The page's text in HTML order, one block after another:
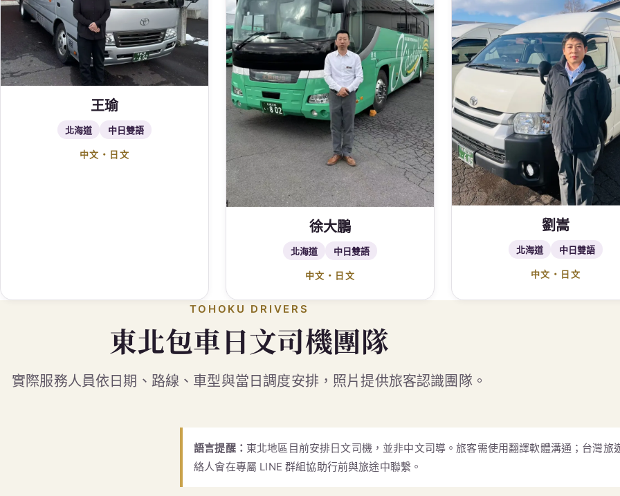
王瑜
北海道 中日雙語
中文・日文
徐大鵬
北海道 中日雙語
中文・日文
劉嵩
北海道 中日雙語
中文・日文
TOHOKU DRIVERS
東北包車日文司機團隊
實際服務人員依日期、路線、車型與當日調度安排，照片提供旅客認識團隊。
語言提醒： 東北地區目前安排日文司機，並非中文司導。旅客需使用翻譯軟體溝通；台灣旅
絡人會在專屬 LINE 群組協助行前與旅途中聯繫。